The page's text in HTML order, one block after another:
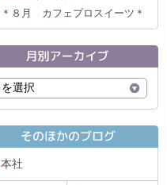
＊８月 カフェプロスイーツ＊
本社